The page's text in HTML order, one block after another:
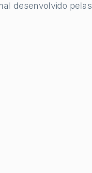
desenvolvido pelas